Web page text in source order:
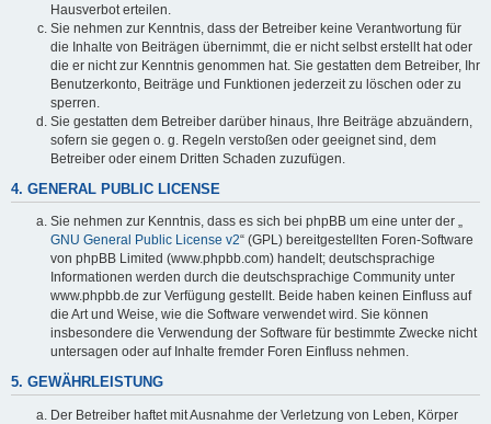
Hausverbot erteilen.
Sie nehmen zur Kenntnis, dass der Betreiber keine Verantwortung für
die Inhalte von Beiträgen übernimmt, die er nicht selbst erstellt hat oder
die er nicht zur Kenntnis genommen hat. Sie gestatten dem Betreiber, Ihr
Benutzerkonto, Beiträge und Funktionen jederzeit zu löschen oder zu
sperren.
Sie gestatten dem Betreiber darüber hinaus, Ihre Beiträge abzuändern,
sofern sie gegen o. g. Regeln verstoßen oder geeignet sind, dem
Betreiber oder einem Dritten Schaden zuzufügen.
4. GENERAL PUBLIC LICENSE
Sie nehmen zur Kenntnis, dass es sich bei phpBB um eine unter der „
GNU General Public License v2“ (GPL) bereitgestellten Foren-Software
von phpBB Limited (www.phpbb.com) handelt; deutschsprachige
Informationen werden durch die deutschsprachige Community unter
www.phpbb.de zur Verfügung gestellt. Beide haben keinen Einfluss auf
die Art und Weise, wie die Software verwendet wird. Sie können
insbesondere die Verwendung der Software für bestimmte Zwecke nicht
untersagen oder auf Inhalte fremder Foren Einfluss nehmen.
5. GEWÄHRLEISTUNG
Der Betreiber haftet mit Ausnahme der Verletzung von Leben, Körper